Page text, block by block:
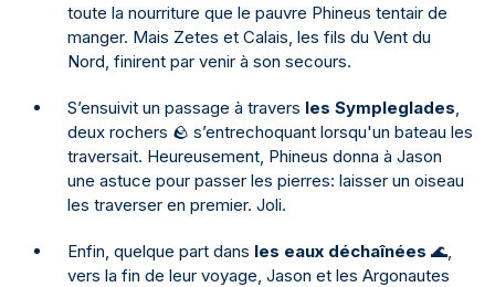
toute la nourriture que le pauvre Phineus tentair de
manger. Mais Zetes et Calais, les fils du Vent du
Nord, finirent par venir à son secours.
S’ensuivit un passage à travers les Sympleglades
deux rochers 🪨 s’entrechoquant lorsqu'un bateau les
traversait. Heureusement, Phineus donna à Jason
une astuce pour passer les pierres: laisser un oiseau
les traverser en premier. Joli.
Enfin, quelque part dans les eaux déchaînées 🌊,
vers la fin de leur voyage, Jason et les Argonautes